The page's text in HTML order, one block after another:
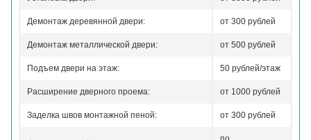
Демонтаж деревянной двери: от 300 рублей
Демонтаж металлической двери: от 500 рублей
Подъем двери на этаж: 50 рублей/этаж
Расширение дверного проема: от 1000 рублей
Заделка швов монтажной пеной: от 300 рублей